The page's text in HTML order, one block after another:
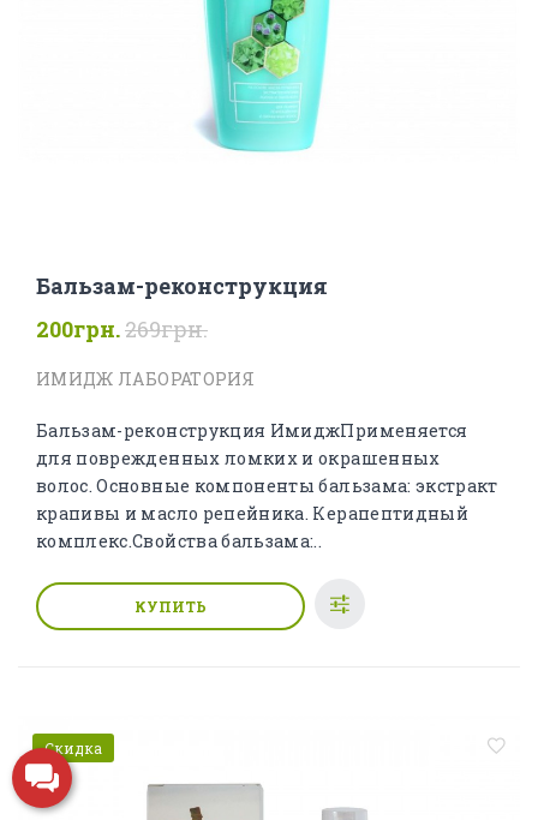
Бальзам-реконструкция
200грн.269грн.
ИМИДЖ ЛАБОРАТОРИЯ
Бальзам-реконструкция ИмиджПрименяется
для поврежденных ломких и окрашенных
волос. Основные компоненты бальзама: экстракт
крапивы и масло репейника. Керапептидный
комплекс.Свойства бальзама:..
КУПИТЬ
Скидка